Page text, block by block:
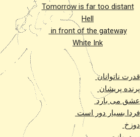
Tomorrow is far too distant
Hell
in front of the gateway
White Ink
قدرت ناتوانان
پرنده پریشان
عشق می بارد
فردا بسیار دور است
دوزخ